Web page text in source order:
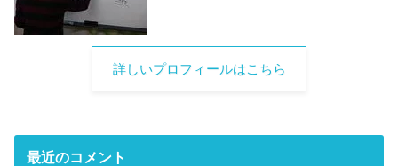
詳しいプロフィールはこちら
最近のコメント